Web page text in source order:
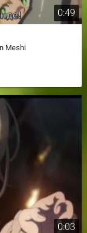
0:49
Meshi
0:03